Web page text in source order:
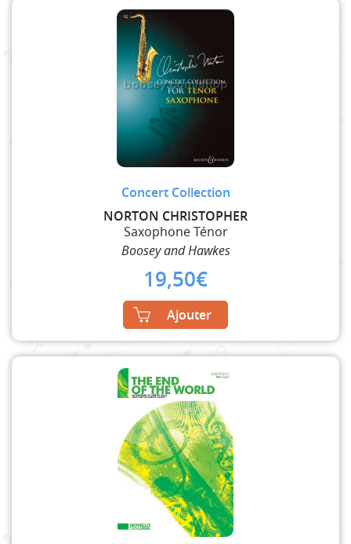
Concert Collection
NORTON CHRISTOPHER
Saxophone Ténor
Boosey and Hawkes
19,50€
Ajouter